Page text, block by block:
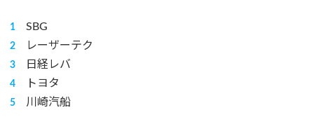
SBG
レーザーテク
日経レバ
トヨタ
川崎汽船